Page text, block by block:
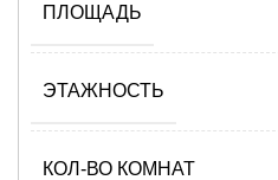
ПЛОЩАДЬ
ЭТАЖНОСТЬ
КОЛ-ВО КОМНАТ